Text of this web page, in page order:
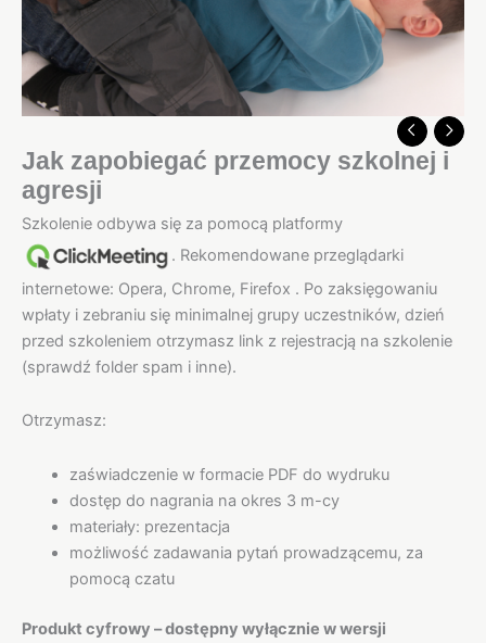
Jak zapobiegać przemocy szkolnej i
agresji
Szkolenie odbywa się za pomocą platformy
. Rekomendowane przeglądarki
internetowe: Opera, Chrome, Firefox . Po zaksięgowaniu
wpłaty i zebraniu się minimalnej grupy uczestników, dzień
przed szkoleniem otrzymasz link z rejestracją na szkolenie
(sprawdź folder spam i inne).
Otrzymasz:
zaświadczenie w formacie PDF do wydruku
dostęp do nagrania na okres 3 m-cy
materiały: prezentacja
możliwość zadawania pytań prowadzącemu, za
pomocą czatu
Produkt cyfrowy – dostępny wyłącznie w wersji